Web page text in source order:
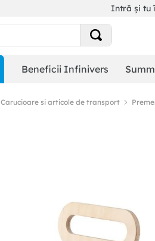
Intră și tu
Beneficii Infinivers
Carucioare si articole de transport